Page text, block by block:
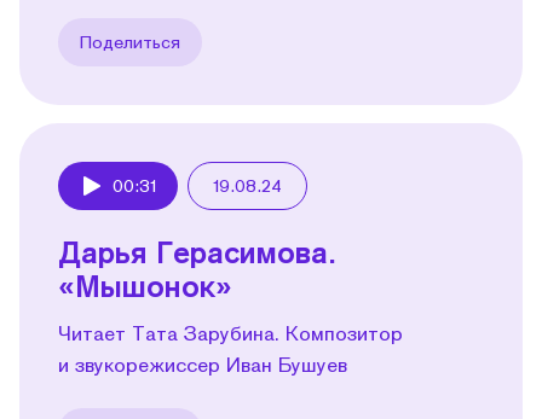
Поделиться
00:31 19.08.24
Дарья Герасимова.
«Мышонок»
Читает Тата Зарубина. Композитор
и звукорежиссер Иван Бушуев